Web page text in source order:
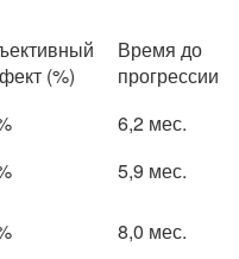
(%)
Время до
прогрессии
6,2 мес.
5,9 мес.
8,0 мес.